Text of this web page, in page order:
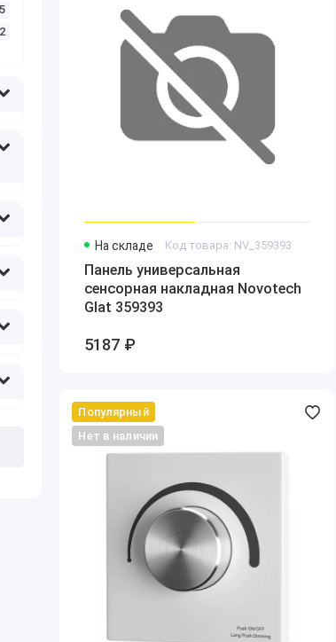
5
2
На складе Код товара: NV_359393
Панель универсальная
сенсорная накладная Novotech
Glat 359393
5187 ₽
Популярный
Нет в наличии